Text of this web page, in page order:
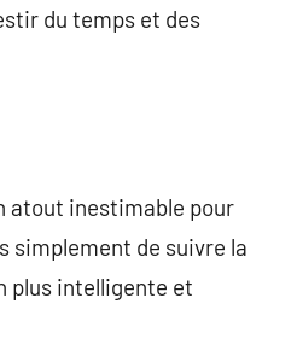
du temps et des
atout inestimable pour
simplement de suivre la
plus intelligente et